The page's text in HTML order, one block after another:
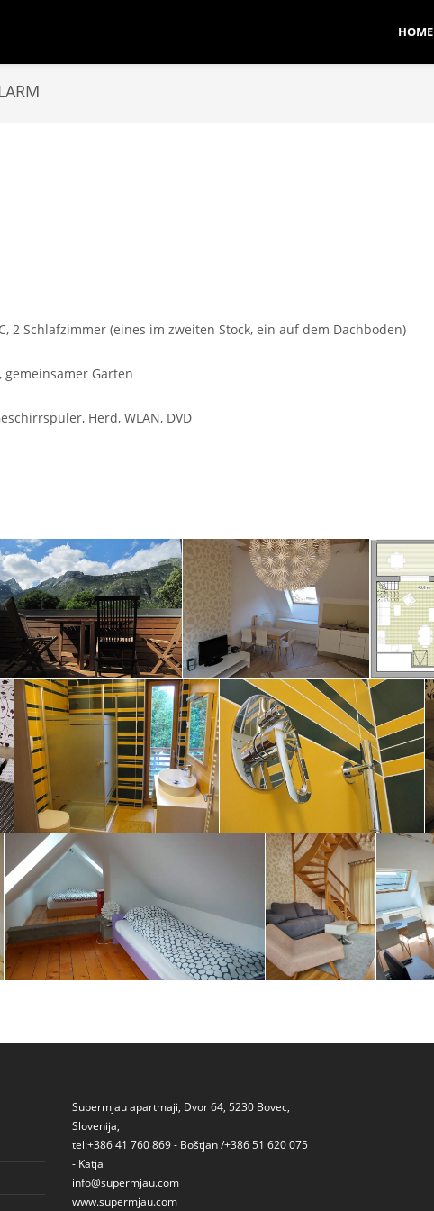
HOME
2 Schlafzimmer (eines im zweiten Stock, ein auf dem Dachboden)
gemeinsamer Garten
Herd, WLAN, DVD
Supermjau apartmaji, Dvor 64, 5230 Bovec,
Slovenija,
tel:+386 41 760 869 - Boštjan /+386 51 620 075
- Katja
info@supermjau.com
www.supermjau.com